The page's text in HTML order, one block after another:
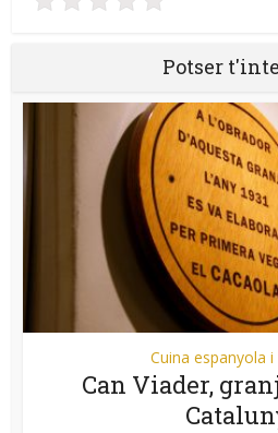
Potser
Cuina espanyola
Can Viader,